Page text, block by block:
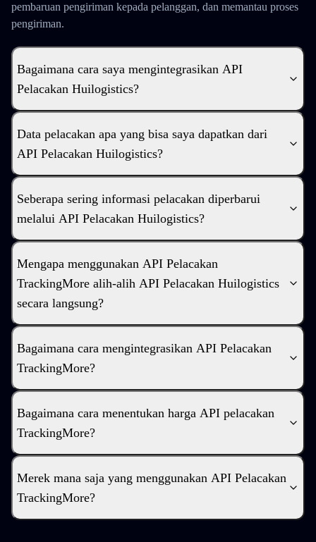
pembaruan pengiriman kepada pelanggan, dan memantau proses
pengiriman.
Bagaimana cara saya mengintegrasikan API
Pelacakan Huilogistics?
Data pelacakan apa yang bisa saya dapatkan dari
API Pelacakan Huilogistics?
Seberapa sering informasi pelacakan diperbarui
melalui API Pelacakan Huilogistics?
Mengapa menggunakan API Pelacakan
TrackingMore alih-alih API Pelacakan Huilogistics
secara langsung?
Bagaimana cara mengintegrasikan API Pelacakan
TrackingMore?
Bagaimana cara menentukan harga API pelacakan
TrackingMore?
Merek mana saja yang menggunakan API Pelacakan
TrackingMore?